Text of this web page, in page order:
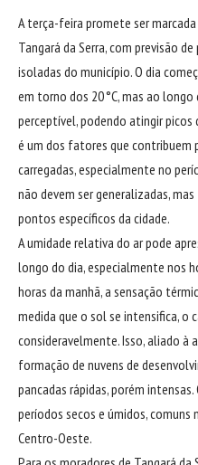
A terça-feira promete ser
Tangará da Serra, com previsão
isoladas do município. O dia
em torno dos 20 °C, mas ao
perceptível, podendo atingir picos
é um dos fatores que contribuem
carregadas, especialmente no
não devem ser generalizadas,
pontos específicos da cidade.
A umidade relativa do ar pode
longo do dia, especialmente nos
horas da manhã, a sensação
medida que o sol se intensifica, o
consideravelmente. Isso, aliado à
formação de nuvens de
pancadas rápidas, porém
períodos secos e úmidos, comuns
Centro-Oeste.